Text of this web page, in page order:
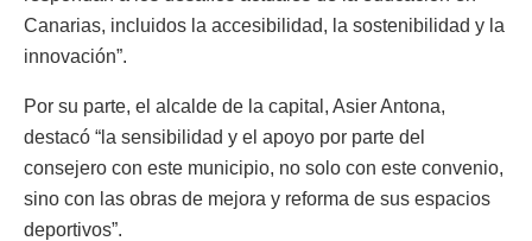
Canarias, incluidos la accesibilidad, la sostenibilidad y la
innovación”.
Por su parte, el alcalde de la capital, Asier Antona,
destacó “la sensibilidad y el apoyo por parte del
consejero con este municipio, no solo con este convenio,
sino con las obras de mejora y reforma de sus espacios
deportivos”.